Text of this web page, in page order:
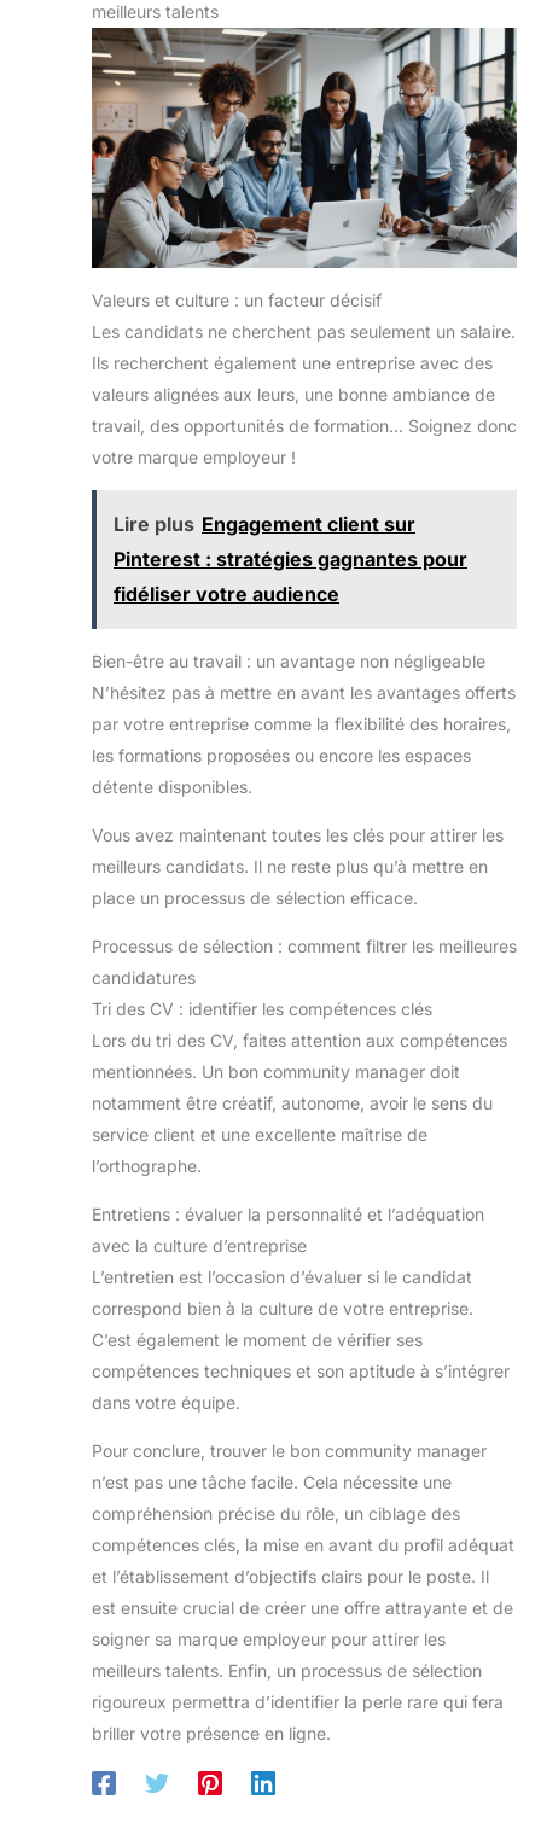
meilleurs talents
Valeurs et culture : un facteur décisif
Les candidats ne cherchent pas seulement un salaire.
Ils recherchent également une entreprise avec des
valeurs alignées aux leurs, une bonne ambiance de
travail, des opportunités de formation… Soignez donc
votre marque employeur !
Lire plus Engagement client sur
Pinterest : stratégies gagnantes pour
fidéliser votre audience
Bien-être au travail : un avantage non négligeable
N’hésitez pas à mettre en avant les avantages offerts
par votre entreprise comme la flexibilité des horaires,
les formations proposées ou encore les espaces
détente disponibles.
Vous avez maintenant toutes les clés pour attirer les
meilleurs candidats. Il ne reste plus qu’à mettre en
place un processus de sélection efficace.
Processus de sélection : comment filtrer les meilleures
candidatures
Tri des CV : identifier les compétences clés
Lors du tri des CV, faites attention aux compétences
mentionnées. Un bon community manager doit
notamment être créatif, autonome, avoir le sens du
service client et une excellente maîtrise de
l’orthographe.
Entretiens : évaluer la personnalité et l’adéquation
avec la culture d’entreprise
L’entretien est l’occasion d’évaluer si le candidat
correspond bien à la culture de votre entreprise.
C’est également le moment de vérifier ses
compétences techniques et son aptitude à s’intégrer
dans votre équipe.
Pour conclure, trouver le bon community manager
n’est pas une tâche facile. Cela nécessite une
compréhension précise du rôle, un ciblage des
compétences clés, la mise en avant du profil adéquat
et l’établissement d’objectifs clairs pour le poste. Il
est ensuite crucial de créer une offre attrayante et de
soigner sa marque employeur pour attirer les
meilleurs talents. Enfin, un processus de sélection
rigoureux permettra d’identifier la perle rare qui fera
briller votre présence en ligne.